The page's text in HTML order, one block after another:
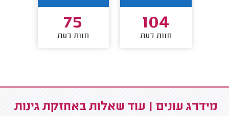
104
חוות דעת
75
חוות דעת
מידרג עונים | עוד שאלות באחזקת גינות